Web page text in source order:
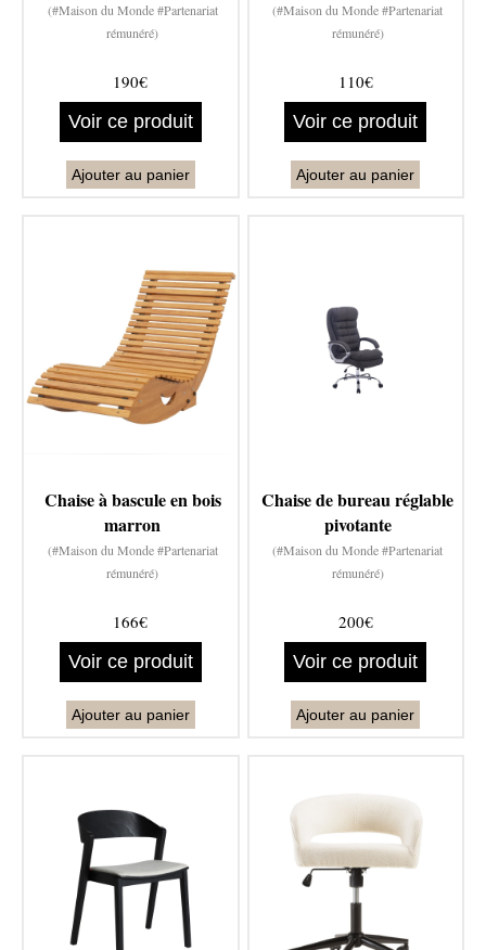
(#Maison du Monde #Partenariat
rémunéré)
190€
Voir ce produit
Ajouter au panier
(#Maison du Monde #Partenariat
rémunéré)
110€
Voir ce produit
Ajouter au panier
Chaise à bascule en bois
marron
(#Maison du Monde #Partenariat
rémunéré)
166€
Voir ce produit
Ajouter au panier
Chaise de bureau réglable
pivotante
(#Maison du Monde #Partenariat
rémunéré)
200€
Voir ce produit
Ajouter au panier